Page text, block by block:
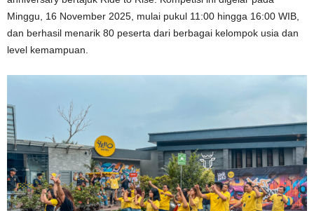
Minggu, 16 November 2025, mulai pukul 11:00 hingga 16:00 WIB,
dan berhasil menarik 80 peserta dari berbagai kelompok usia dan
level kemampuan.